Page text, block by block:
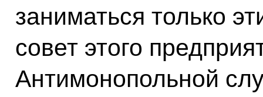
заниматься только
совет этого
Антимонопольной